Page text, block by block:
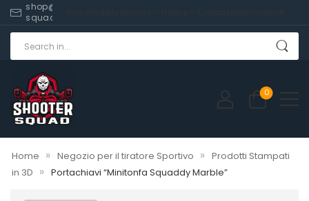
shop@shooter-
squad.com
0
Home » Negozio per il tiratore Sportivo » Prodotti Stampati
in 3D » Portachiavi “Minitonfa Squaddy Marble”